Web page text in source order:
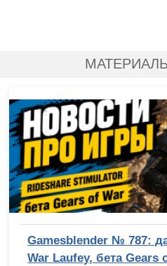
Gamesblender № 787:
War Laufey, бета Gears